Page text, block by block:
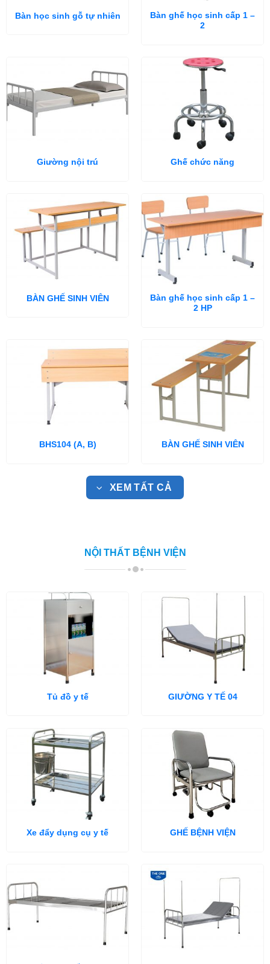
Bàn học sinh gỗ tự nhiên
Bàn ghế học sinh cấp 1 –
2
Giường nội trú Ghế chức năng
BÀN GHẾ SINH VIÊN
Bàn ghế học sinh cấp 1 –
2 HP
BHS104 (A, B) BÀN GHẾ SINH VIÊN
XEM TẤT CẢ
NỘI THẤT BỆNH VIỆN
Tủ đồ y tế GIƯỜNG Y TẾ 04
Xe đẩy dụng cụ y tế GHẾ BỆNH VIỆN